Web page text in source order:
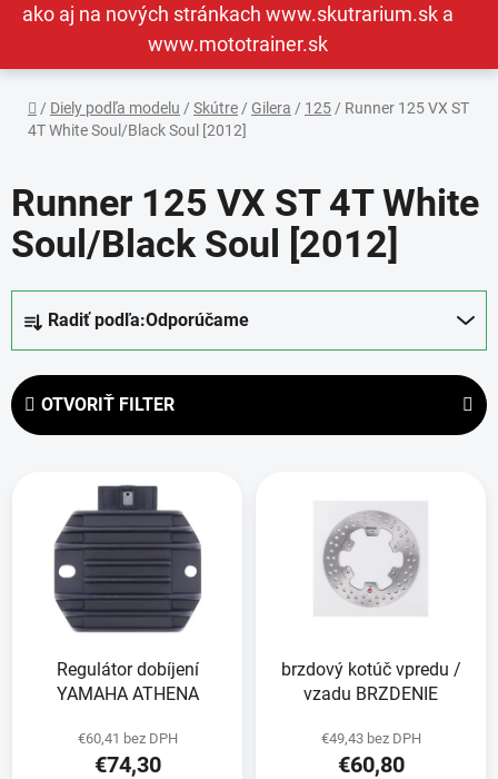
ako aj na nových stránkach www.skutrarium.sk a
www.mototrainer.sk
Domov
/ Diely podľa modelu / Skútre / Gilera / 125 / Runner 125 VX ST
4T White Soul/Black Soul [2012]
Runner 125 VX ST 4T White
Soul/Black Soul [2012]
e
n
Radiť podľa:Odporúčame
OTVORIŤ FILTER
Regulátor dobíjení
YAMAHA ATHENA
€60,41 bez DPH
€74,30
brzdový kotúč vpredu /
vzadu BRZDENIE
€49,43 bez DPH
€60,80